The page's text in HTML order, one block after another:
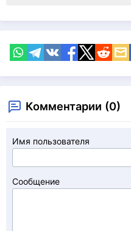
Комментарии (0)
Имя пользователя
Сообщение